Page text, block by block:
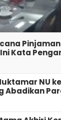
Kata
NU
Abadikan